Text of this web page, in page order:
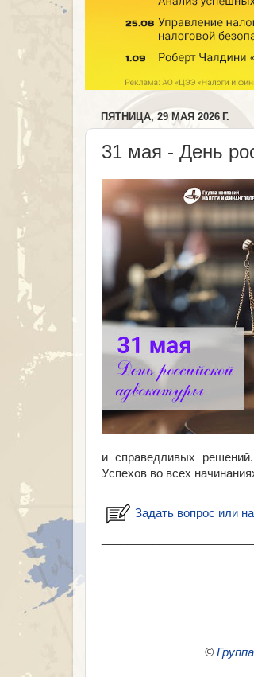
ПЯТНИЦА, 29 МАЯ 2026 Г.
31 мая - День
и справедливых
Успехов во всех
Задать вопрос или
©